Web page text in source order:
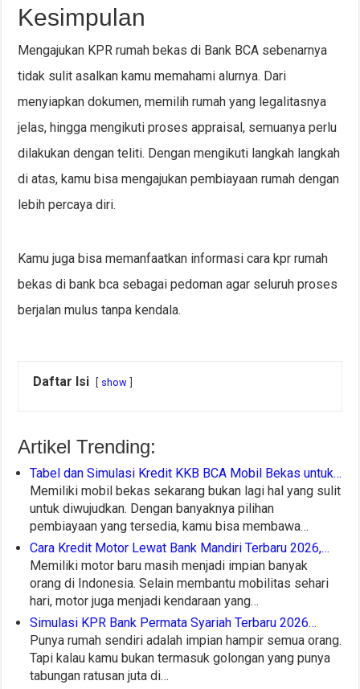
Kesimpulan
Mengajukan KPR rumah bekas di Bank BCA sebenarnya
tidak sulit asalkan kamu memahami alurnya. Dari
menyiapkan dokumen, memilih rumah yang legalitasnya
jelas, hingga mengikuti proses appraisal, semuanya perlu
dilakukan dengan teliti. Dengan mengikuti langkah langkah
di atas, kamu bisa mengajukan pembiayaan rumah dengan
lebih percaya diri.
Kamu juga bisa memanfaatkan informasi cara kpr rumah
bekas di bank bca sebagai pedoman agar seluruh proses
berjalan mulus tanpa kendala.
Daftar Isi show
Artikel Trending:
Tabel dan Simulasi Kredit KKB BCA Mobil Bekas untuk…
Memiliki mobil bekas sekarang bukan lagi hal yang sulit
untuk diwujudkan. Dengan banyaknya pilihan
pembiayaan yang tersedia, kamu bisa membawa…
Cara Kredit Motor Lewat Bank Mandiri Terbaru 2026,…
Memiliki motor baru masih menjadi impian banyak
orang di Indonesia. Selain membantu mobilitas sehari
hari, motor juga menjadi kendaraan yang…
Simulasi KPR Bank Permata Syariah Terbaru 2026…
Punya rumah sendiri adalah impian hampir semua orang.
Tapi kalau kamu bukan termasuk golongan yang punya
tabungan ratusan juta di…